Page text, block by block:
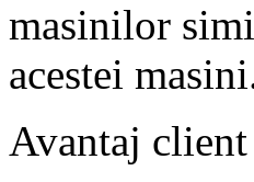
masinilor
acestei
Avantaj